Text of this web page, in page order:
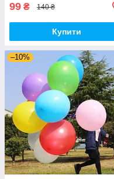
99 ₴ 140 ₴
Купити
–10%